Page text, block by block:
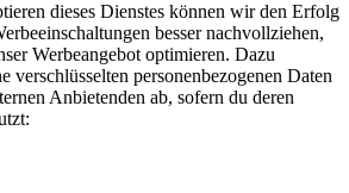
dieses Dienstes können wir den Erfolg
besser nachvollziehen,
Werbeangebot optimieren. Dazu
verschlüsselten personenbezogenen Daten
Anbietenden ab, sofern du deren